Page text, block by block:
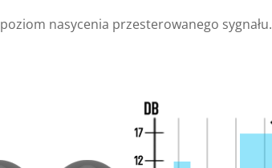
nasycenia przesterowanego sygnału.